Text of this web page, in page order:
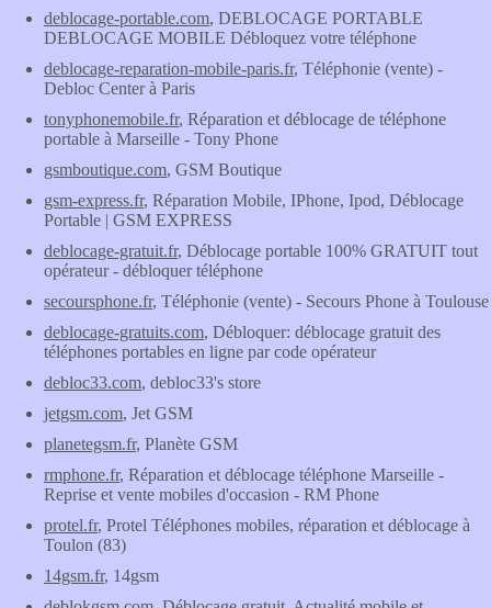
deblocage-portable.com, DEBLOCAGE PORTABLE
DEBLOCAGE MOBILE Débloquez votre téléphone
deblocage-reparation-mobile-paris.fr, Téléphonie (vente) -
Debloc Center à Paris
tonyphonemobile.fr, Réparation et déblocage de téléphone
portable à Marseille - Tony Phone
gsmboutique.com, GSM Boutique
gsm-express.fr, Réparation Mobile, IPhone, Ipod, Déblocage
Portable | GSM EXPRESS
deblocage-gratuit.fr, Déblocage portable 100% GRATUIT tout
opérateur - débloquer téléphone
secoursphone.fr, Téléphonie (vente) - Secours Phone à Toulouse
deblocage-gratuits.com, Débloquer: déblocage gratuit des
téléphones portables en ligne par code opérateur
debloc33.com, debloc33's store
jetgsm.com, Jet GSM
planetegsm.fr, Planète GSM
rmphone.fr, Réparation et déblocage téléphone Marseille -
Reprise et vente mobiles d'occasion - RM Phone
protel.fr, Protel Téléphones mobiles, réparation et déblocage à
Toulon (83)
14gsm.fr, 14gsm